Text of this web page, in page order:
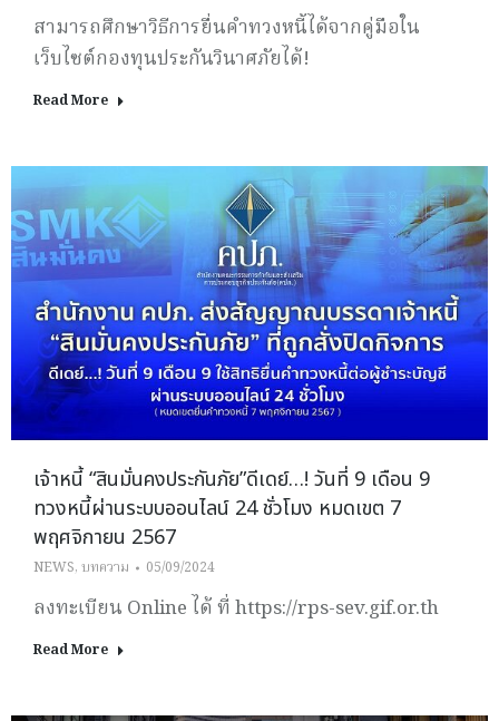
สามารถศึกษาวิธีการยื่นคำทวงหนี้ได้จากคู่มือใน
เว็บไซต์กองทุนประกันวินาศภัยได้!
Read More
เจ้าหนี้ “สินมั่นคงประกันภัย”ดีเดย์…! วันที่ 9 เดือน 9
ทวงหนี้ผ่านระบบออนไลน์ 24 ชั่วโมง หมดเขต 7
พฤศจิกายน 2567
NEWS, บทความ 05/09/2024
ลงทะเบียน Online ได้ ที่ https://rps-sev.gif.or.th
Read More